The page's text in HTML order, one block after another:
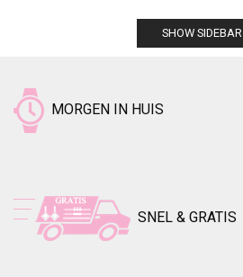
SHOW SIDEBAR
MORGEN IN HUIS
SNEL & GRATIS